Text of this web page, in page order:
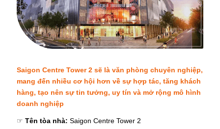
Saigon Centre Tower 2 sẽ là văn phòng chuyên nghiệp,
mang đến nhiều cơ hội hơn về sự hợp tác, tăng khách
hàng, tạo nên sự tin tưởng, uy tín và mở rộng mô hình
doanh nghiệp
☞ Tên tòa nhà: Saigon Centre Tower 2